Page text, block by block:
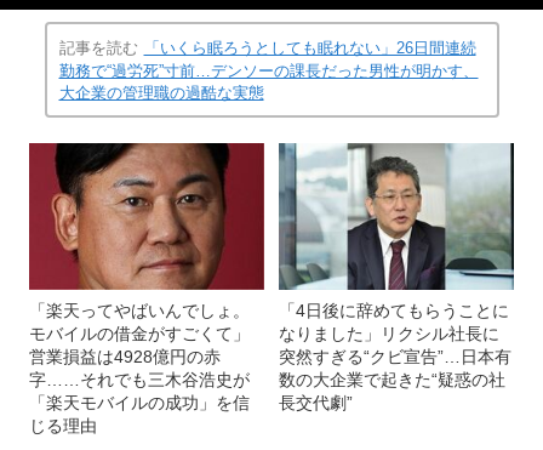
記事を読む
「いくら眠ろうとしても眠れない」26日間連続
勤務で“過労死”寸前…デンソーの課長だった男性が明かす、
大企業の管理職の過酷な実態
「楽天ってやばいんでしょ。
モバイルの借金がすごくて」
営業損益は4928億円の赤
字……それでも三木谷浩史が
「楽天モバイルの成功」を信
じる理由
「4日後に辞めてもらうことに
なりました」リクシル社長に
突然すぎる“クビ宣告”…日本有
数の大企業で起きた“疑惑の社
長交代劇”